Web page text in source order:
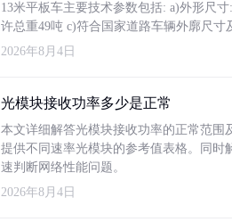
13米平板车主要技术参数包括: a)外形尺
许总重49吨 c)符合国家道路车辆外廓尺寸
2026年8月4日
光模块接收功率多少是正常
本文详细解答光模块接收功率的正常范围
提供不同速率光模块的参考值表格。同
速判断网络性能问题。
2026年8月4日